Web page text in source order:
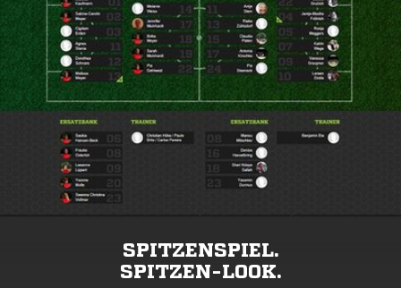
SPITZENSPIEL.
SPITZEN-LOOK.